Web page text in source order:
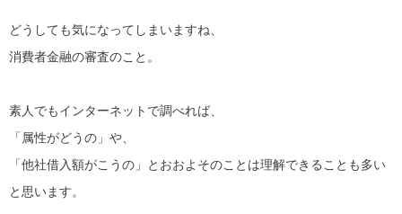
どうしても気になってしまいますね、
消費者金融の審査のこと。
素人でもインターネットで調べれば、
「属性がどうの」や、
「他社借入額がこうの」とおおよそのことは理解できることも多い
と思います。